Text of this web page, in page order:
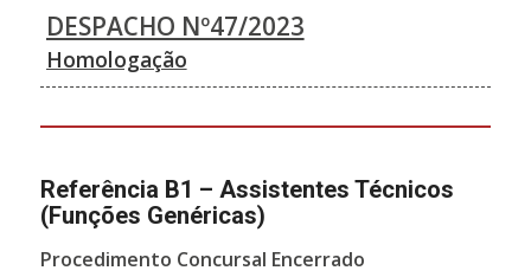
DESPACHO Nº47/2023
Homologação
Referência B1 – Assistentes Técnicos
(Funções Genéricas)
Procedimento Concursal Encerrado